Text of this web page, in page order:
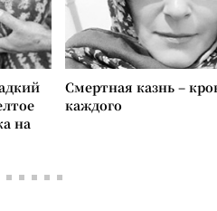
на
Смертная казнь –
каждого